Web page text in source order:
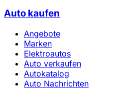
Auto kaufen
Angebote
Marken
Elektroautos
Auto verkaufen
Autokatalog
Auto Nachrichten